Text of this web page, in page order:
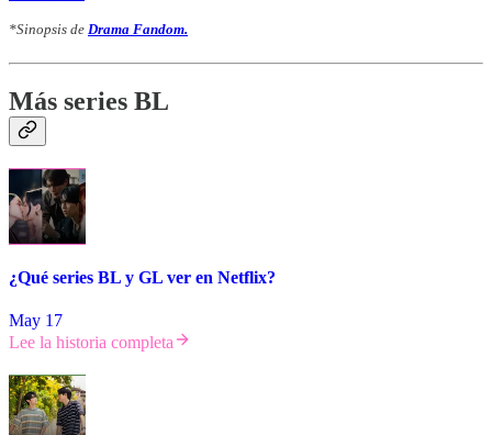
*Sinopsis de Drama Fandom.
Más series BL
¿Qué series BL y GL ver en Netflix?
May 17
Lee la historia completa